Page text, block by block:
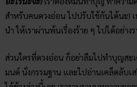
เปลี่ยนแปลงตัวเอง เป็นเวอร์ชั่นที่ดีที่สุด
กันเลยจ้า ใครอ่านครบก็ดีกับตัวเอง!
บทความruay ช่วยเสริมดวง 2564
วิธีฝึก กรรมฐานตามวันเกิด สร้